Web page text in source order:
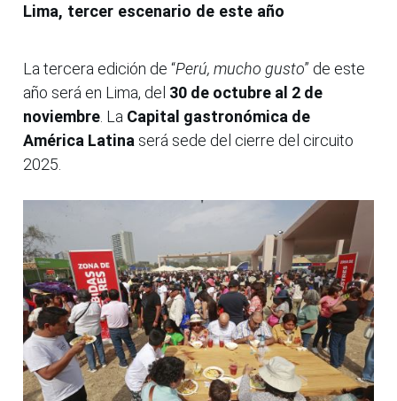
Lima, tercer escenario de este año
La tercera edición de “Perú, mucho gusto” de este
año será en Lima, del 30 de octubre al 2 de
noviembre . La Capital gastronómica de
América Latina será sede del cierre del circuito
2025.